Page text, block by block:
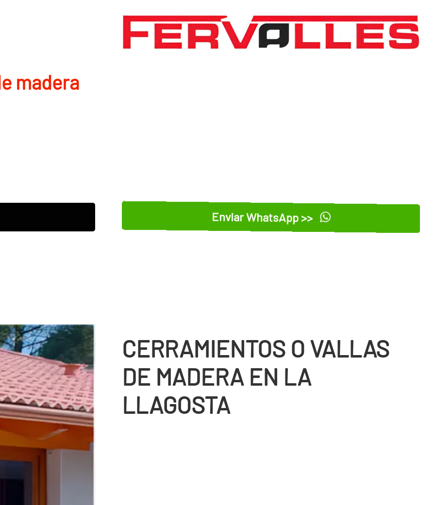
madera
Enviar WhatsApp >>
CERRAMIENTOS O VALLAS
DE MADERA EN LA
LLAGOSTA